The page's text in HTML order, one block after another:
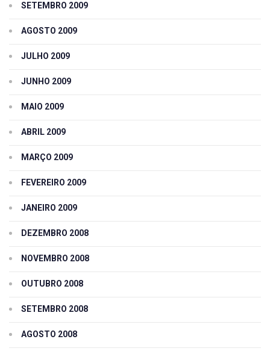
SETEMBRO 2009
AGOSTO 2009
JULHO 2009
JUNHO 2009
MAIO 2009
ABRIL 2009
MARÇO 2009
FEVEREIRO 2009
JANEIRO 2009
DEZEMBRO 2008
NOVEMBRO 2008
OUTUBRO 2008
SETEMBRO 2008
AGOSTO 2008